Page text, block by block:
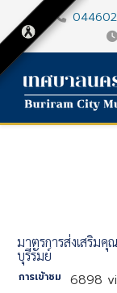
มาตรการส่งเสริมคุ
บุรีรัมย์
การเข้าชม 6898